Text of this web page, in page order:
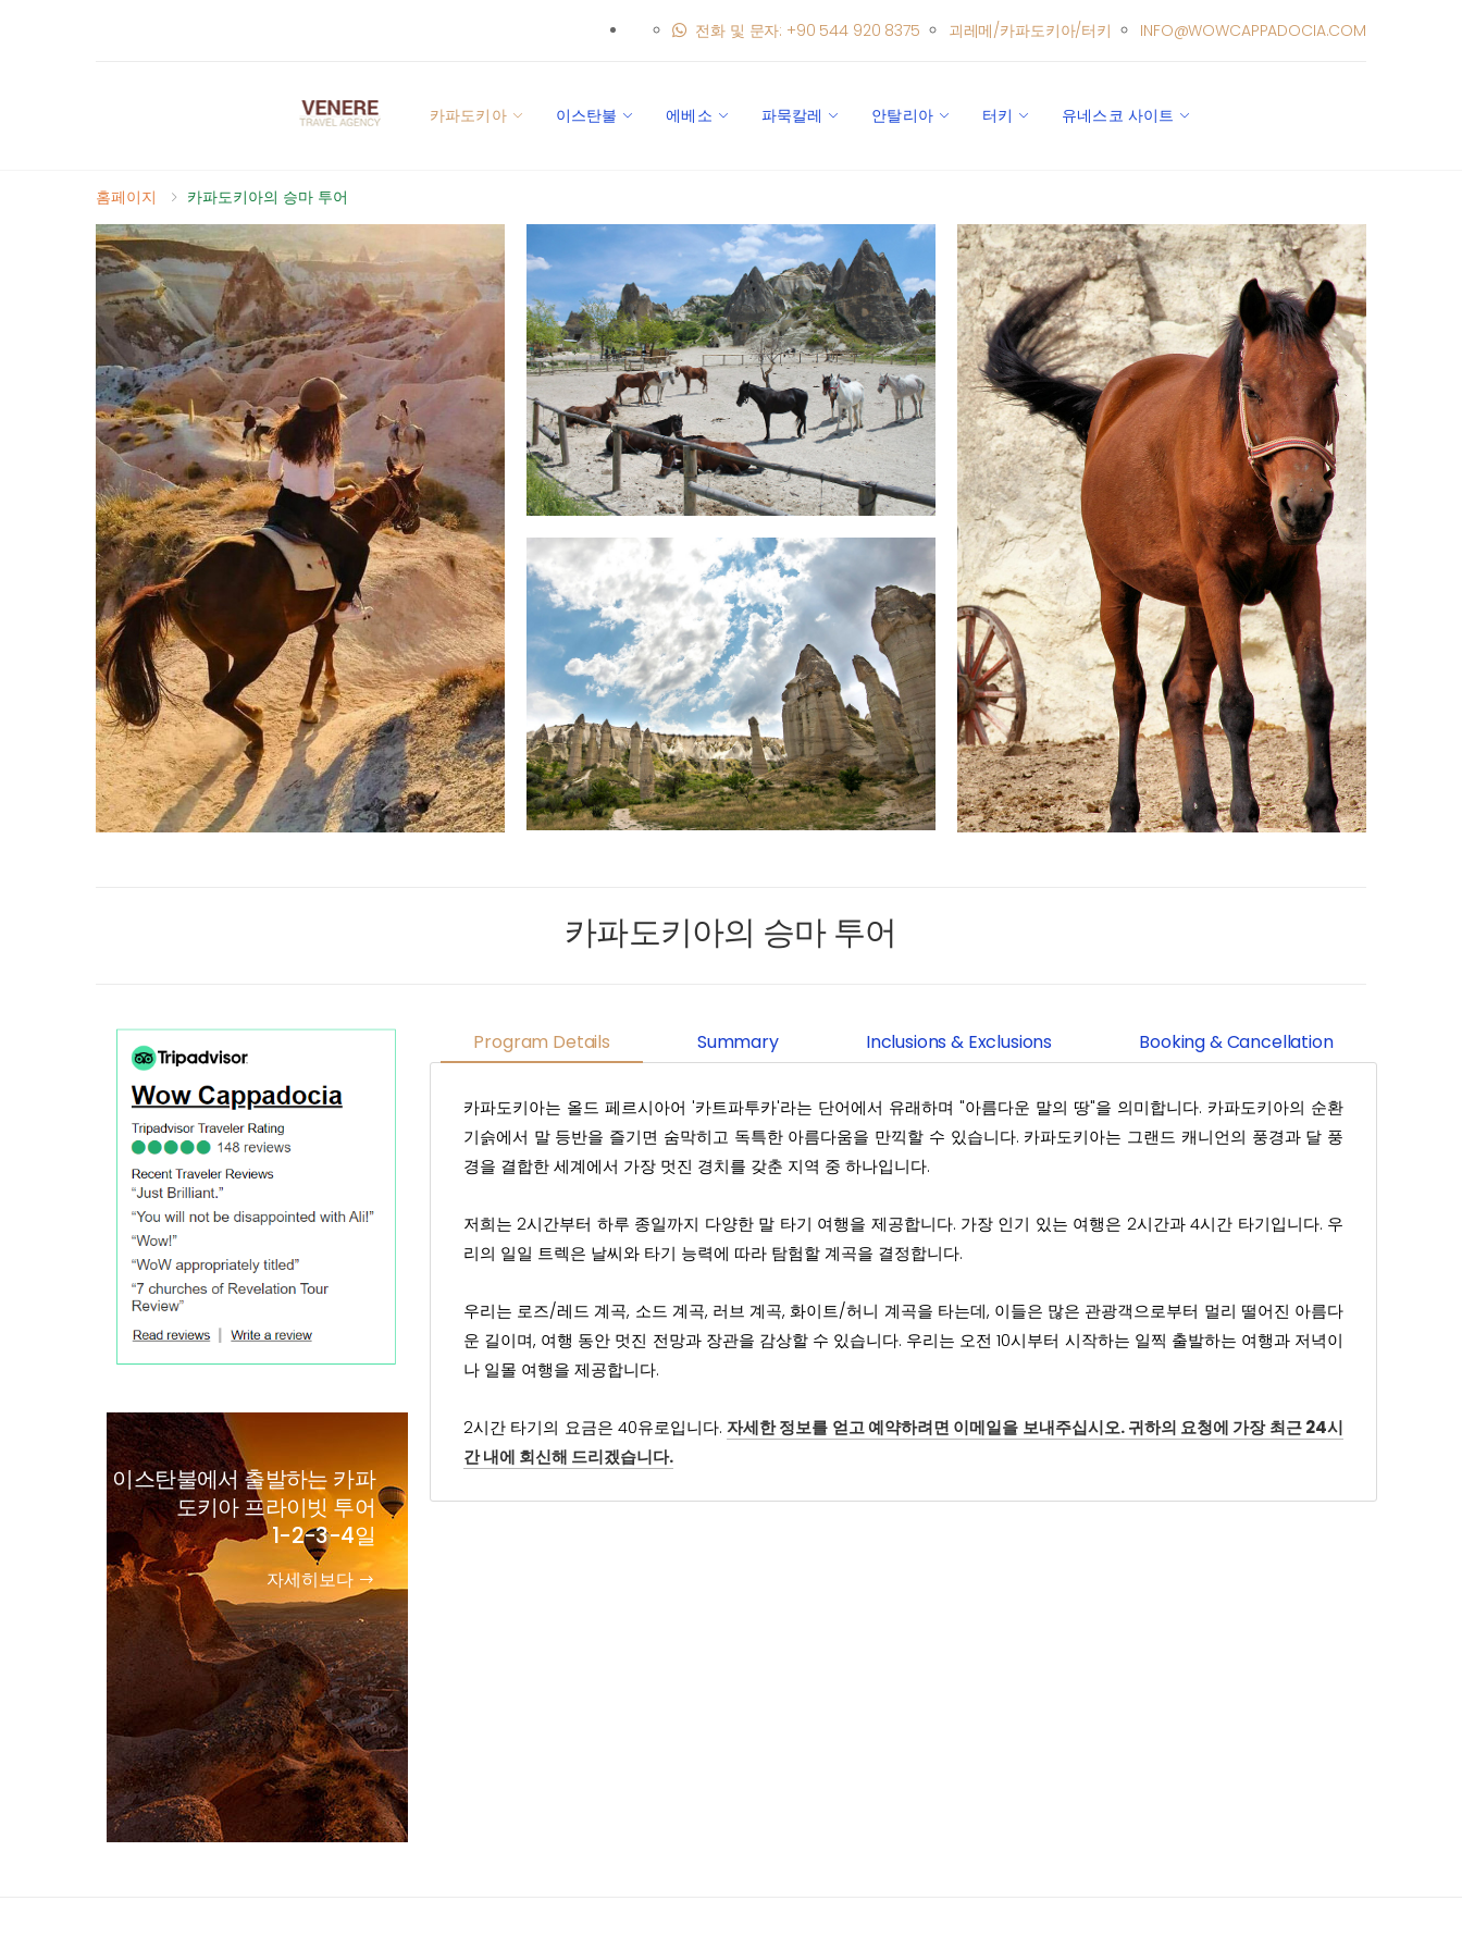
전화 및 문자: +90 544 920 8375 괴레메/카파도키아/터키 INFO@WOWCAPPADOCIA.COM
카파도키아 이스탄불 에베소 파묵칼레 안탈리아 터키 유네스코 사이트
홈페이지 카파도키아의 승마 투어
카파도키아의 승마 투어
Program Details Summary Inclusions & Exclusions Booking & Cancellation
카파도키아는 올드 페르시아어 '카트파투카'라는 단어에서 유래하며 "아름다운 말의 땅"을 의미합니다. 카파도키아의 순환
기슭에서 말 등반을 즐기면 숨막히고 독특한 아름다움을 만끽할 수 있습니다. 카파도키아는 그랜드 캐니언의 풍경과 달 풍
경을 결합한 세계에서 가장 멋진 경치를 갖춘 지역 중 하나입니다.
저희는 2시간부터 하루 종일까지 다양한 말 타기 여행을 제공합니다. 가장 인기 있는 여행은 2시간과 4시간 타기입니다. 우
리의 일일 트렉은 날씨와 타기 능력에 따라 탐험할 계곡을 결정합니다.
우리는 로즈/레드 계곡, 소드 계곡, 러브 계곡, 화이트/허니 계곡을 타는데, 이들은 많은 관광객으로부터 멀리 떨어진 아름다
운 길이며, 여행 동안 멋진 전망과 장관을 감상할 수 있습니다. 우리는 오전 10시부터 시작하는 일찍 출발하는 여행과 저녁이
나 일몰 여행을 제공합니다.
2시간 타기의 요금은 40유로입니다.자세한 정보를 얻고 예약하려면 이메일을 보내주십시오. 귀하의 요청에 가장 최근 24시
간 내에 회신해 드리겠습니다.
이스탄불에서 출발하는 카파
도키아 프라이빗 투어
1-2-3-4일
자세히보다